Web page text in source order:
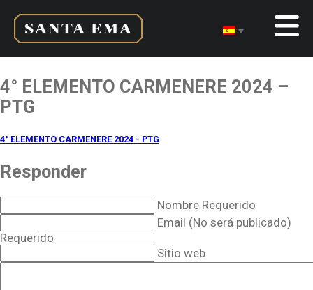
4° ELEMENTO CARMENERE 2024 –
PTG
4° ELEMENTO CARMENERE 2024 - PTG
Responder
Nombre Requerido
Email (No será publicado)
Requerido
Sitio web